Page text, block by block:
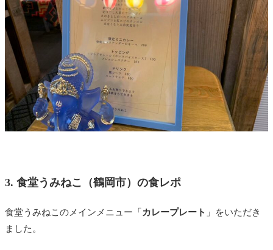
3. 食堂うみねこ（鶴岡市）の食レポ
食堂うみねこのメインメニュー「 カレープレート 」をいただき
ました。